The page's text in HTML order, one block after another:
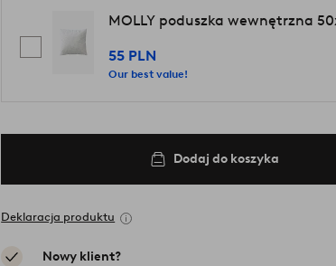
MOLLY poduszka wewnętrzna
55 PLN
Our best value!
Dodaj do koszyka
Deklaracja produktu
Nowy klient?